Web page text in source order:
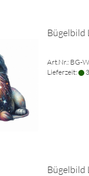
Bügelbild
Art.Nr.: BG-
Lieferzeit:
Bügelbild